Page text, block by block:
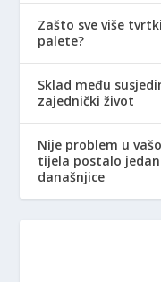
Zašto sve više
palete?
Sklad među
zajednički život
Nije problem u
tijela postalo
današnjice